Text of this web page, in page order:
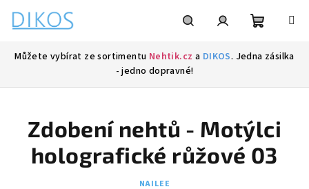
obsah
Můžete vybírat ze sortimentu Nehtik.cz a DIKOS. Jedna zásilka
- jedno dopravné!
Zdobení nehtů - Motýlci
holografické růžové 03
NAILEE